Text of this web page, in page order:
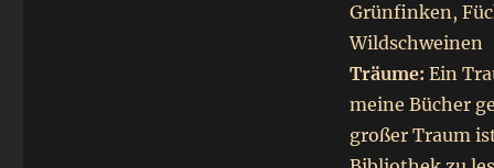
Grünfinken,
Wildschweinen
Träume: Ein
meine Bücher
großer Traum